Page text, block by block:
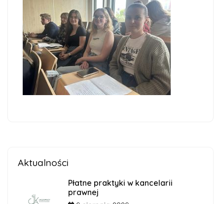
Aktualności
Płatne praktyki w kancelarii
prawnej